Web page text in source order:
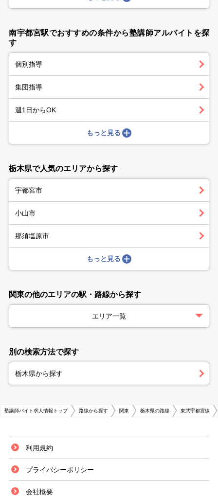
南宇都宮駅でおすすめの条件から塾講師アルバイトを探
す
個別指導
集団指導
週1日からOK
もっと見る
栃木県で人気のエリアから探す
宇都宮市
小山市
那須塩原市
もっと見る
関東の他のエリアの駅・路線から探す
エリア一覧
別の検索方法で探す
栃木県から探す
塾講師バイト求人情報トップ 路線から探す 関東 栃木県の路線 東武宇都宮線
利用規約
プライバシーポリシー
会社概要